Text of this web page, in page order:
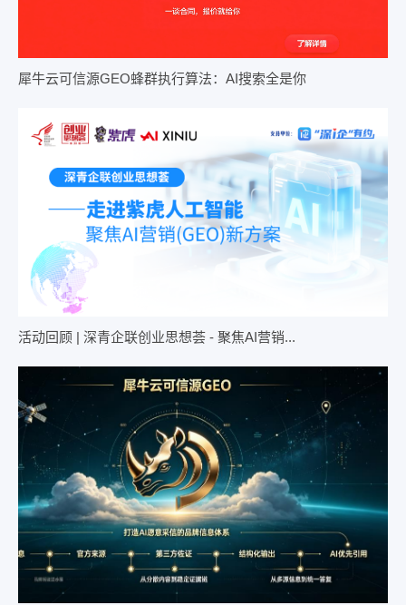
犀牛云可信源GEO蜂群执行算法：AI搜索全是你
活动回顾 | 深青企联创业思想荟 - 聚焦AI营销...